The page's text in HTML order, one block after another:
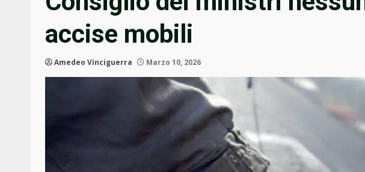
accise mobili
Amedeo Vinciguerra Marzo 10, 2026